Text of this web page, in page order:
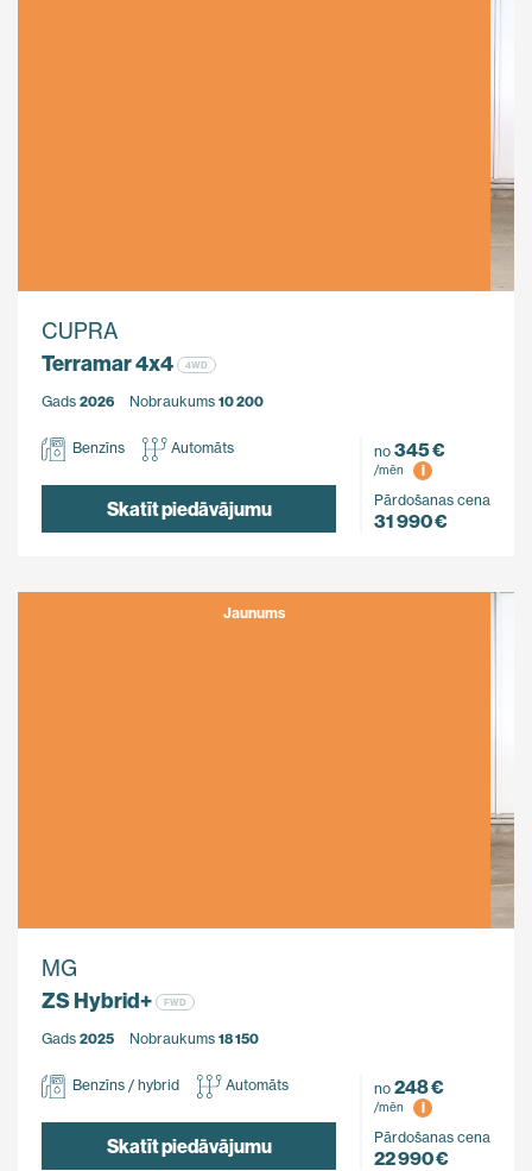
CUPRA
Terramar 4x4
4WD
Gads 2026 Nobraukums 10 200
Benzīns Automāts
Skatīt piedāvājumu
no 345 €
/mēn
i
Pārdošanas cena
31 990 €
Jaunums
MG
ZS Hybrid+
FWD
Gads 2025 Nobraukums 18 150
Benzīns / hybrid Automāts
Skatīt piedāvājumu
no 248 €
/mēn
i
Pārdošanas cena
22 990 €